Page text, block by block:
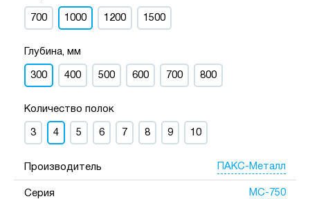
700 1000 1200 1500
Глубина, мм
300 400 500 600 700 800
Количество полок
3 4 5 6 7 8 9 10
Производитель ПАКС-Металл
Серия МС-750